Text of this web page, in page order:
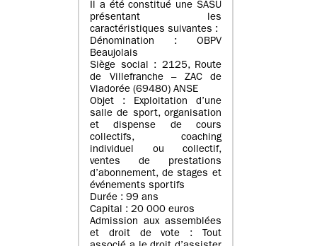
Il a été constitué une SASU
présentant les
caractéristiques suivantes :
Dénomination : OBPV
Beaujolais
Siège social : 2125, Route
de Villefranche – ZAC de
Viadorée (69480) ANSE
Objet : Exploitation d’une
salle de sport, organisation
et dispense de cours
collectifs, coaching
individuel ou collectif,
ventes de prestations
d’abonnement, de stages et
événements sportifs
Durée : 99 ans
Capital : 20 000 euros
Admission aux assemblées
et droit de vote : Tout